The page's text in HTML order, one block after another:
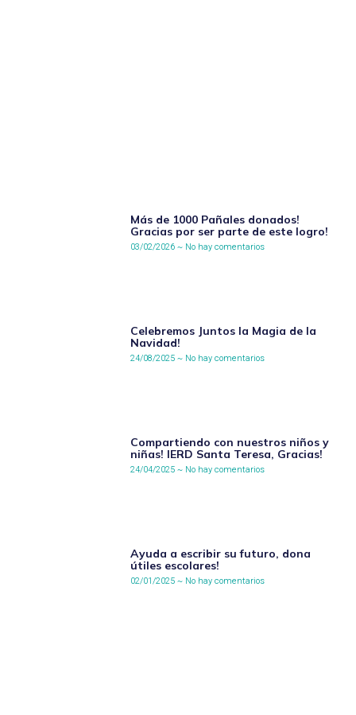
Más de 1000 Pañales donados!
Gracias por ser parte de este logro!
03/02/2026 No hay comentarios
Celebremos Juntos la Magia de la
Navidad!
24/08/2025 No hay comentarios
Compartiendo con nuestros niños y
niñas! IERD Santa Teresa, Gracias!
24/04/2025 No hay comentarios
Ayuda a escribir su futuro, dona
útiles escolares!
02/01/2025 No hay comentarios